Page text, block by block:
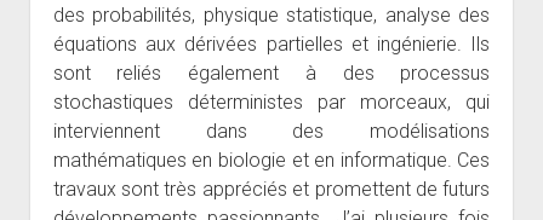
des probabilités, physique statistique, analyse des
équations aux dérivées partielles et ingénierie. Ils
sont reliés également à des processus
stochastiques déterministes par morceaux, qui
interviennent dans des modélisations
mathématiques en biologie et en informatique. Ces
travaux sont très appréciés et promettent de futurs